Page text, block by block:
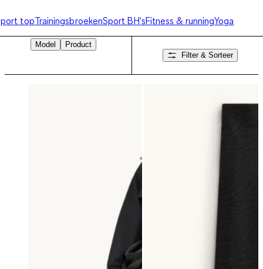
topTrainingsbroekenSport BH'sFitness & runningYoga
Model
Product
Filter & Sorteer